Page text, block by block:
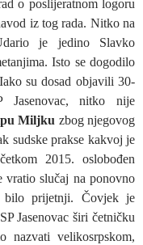
o poslijeratnom logoru
iz tog rada. Nitko na
je jedino Slavko
Isto se dogodilo
su dosad objavili 30-
Jasenovac, nitko nije
Miljku zbog njegovog
sudske prakse kakvoj je
2015. oslobođen
slučaj na ponovno
bilo prijetnji. Čovjek je
Jasenovac širi četničku
nazvati velikosrpskom,